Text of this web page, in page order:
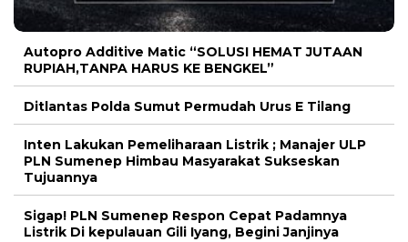
Autopro Additive Matic “SOLUSI HEMAT JUTAAN
RUPIAH,TANPA HARUS KE BENGKEL”
Ditlantas Polda Sumut Permudah Urus E Tilang
Inten Lakukan Pemeliharaan Listrik ; Manajer ULP
PLN Sumenep Himbau Masyarakat Sukseskan
Tujuannya
Sigap! PLN Sumenep Respon Cepat Padamnya
Listrik Di kepulauan Gili Iyang, Begini Janjinya